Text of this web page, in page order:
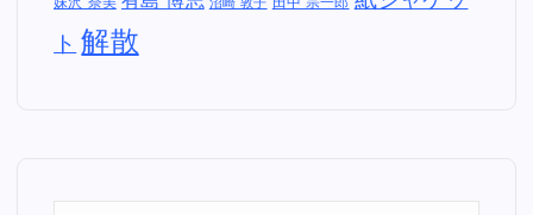
妹沢 奈美 沼崎 敦子 田中 宗一郎
ト 解散